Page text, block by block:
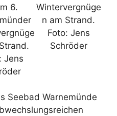
6.
Jens
Wintervergnüge
n am Strand.
Foto: Jens
Schröder
Seebad Warnemünde